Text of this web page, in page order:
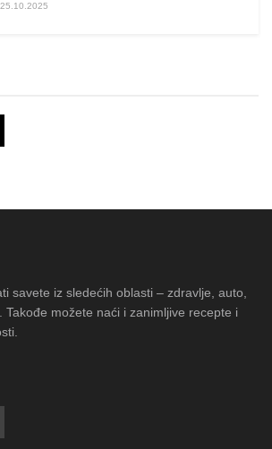
25.10.2025
savete iz sledećih oblasti – zdravlje, auto,
Takođe možete naći i zanimljive recepte i